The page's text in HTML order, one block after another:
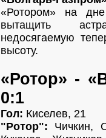
«Ротором» на
вытащить
недосягаемую
высоту.
«Ротор» -
0:1
Гол: Киселев, 21
"Ротор": Чичкин,